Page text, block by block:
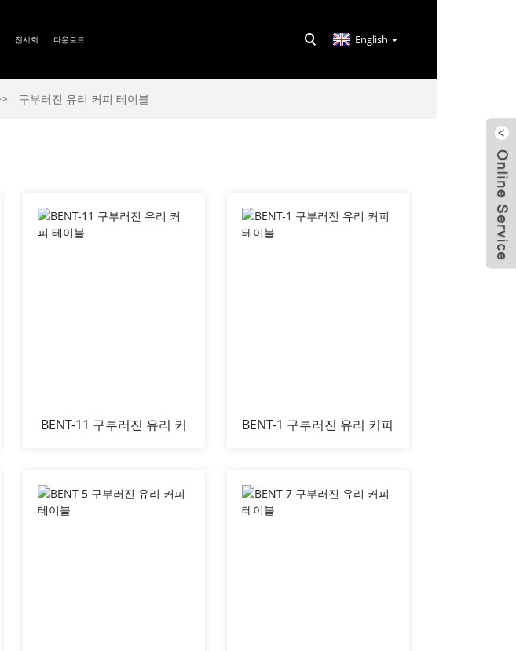
전시회 다운로드 English
구부러진 유리 커피 테이블
BENT-11 구부러진 유리 커
BENT-1 구부러진 유리 커피